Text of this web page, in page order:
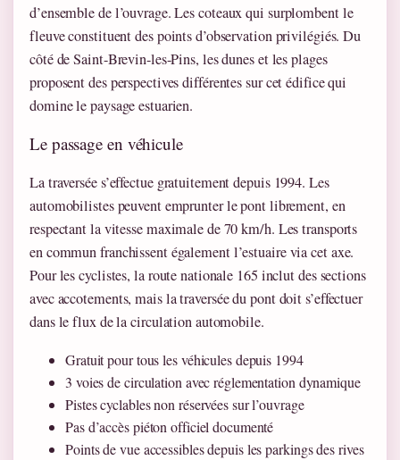
d’ensemble de l’ouvrage. Les coteaux qui surplombent le
fleuve constituent des points d’observation privilégiés. Du
côté de Saint-Brevin-les-Pins, les dunes et les plages
proposent des perspectives différentes sur cet édifice qui
domine le paysage estuarien.
Le passage en véhicule
La traversée s’effectue gratuitement depuis 1994. Les
automobilistes peuvent emprunter le pont librement, en
respectant la vitesse maximale de 70 km/h. Les transports
en commun franchissent également l’estuaire via cet axe.
Pour les cyclistes, la route nationale 165 inclut des sections
avec accotements, mais la traversée du pont doit s’effectuer
dans le flux de la circulation automobile.
Gratuit pour tous les véhicules depuis 1994
3 voies de circulation avec réglementation dynamique
Pistes cyclables non réservées sur l’ouvrage
Pas d’accès piéton officiel documenté
Points de vue accessibles depuis les parkings des rives